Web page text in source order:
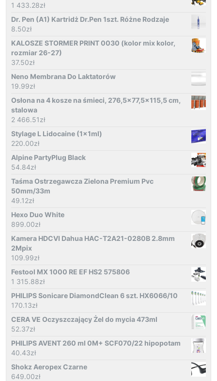
1 433.28zł
Dr. Pen (A1) Kartridż Dr.Pen 1szt. Różne Rodzaje
8.50zł
KALOSZE STORMER PRINT 0030 (kolor mix kolor,
rozmiar 26-27)
37.50zł
Neno Membrana Do Laktatorów
19.99zł
Osłona na 4 kosze na śmieci, 276,5x77,5x115,5 cm,
stalowa
2 466.51zł
Stylage L Lidocaine (1x1ml)
220.00zł
Alpine PartyPlug Black
54.84zł
Taśma Ostrzegawcza Zielona Premium Pvc
50mm/33m
49.12zł
Hexo Duo White
899.00zł
Kamera HDCVI Dahua HAC-T2A21-0280B 2.8mm
2Mpix
109.99zł
Festool MX 1000 RE EF HS2 575806
1 315.88zł
PHILIPS Sonicare DiamondClean 6 szt. HX6066/10
170.13zł
CERA VE Oczyszczający Żel do mycia 473ml
52.37zł
PHILIPS AVENT 260 ml 0M+ SCF070/22 hipopotam
40.43zł
Shokz Aeropex Czarne
649.00zł